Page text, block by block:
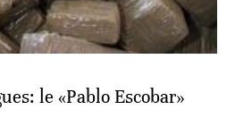
le «Pablo Escobar»